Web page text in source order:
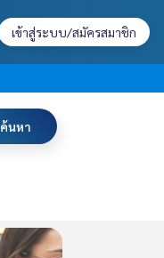
เข้าสู่ระบบ/สมัครสมาชิก
ค้นหา